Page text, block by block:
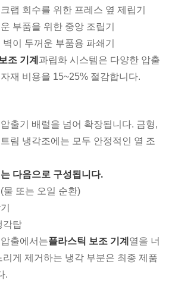
랩 회수를 위한 프레스 옆 제립기
부품을 위한 중앙 조립기
이 두꺼운 부품용 파쇄기
조 기계 과립화 시스템은 다양한 압출
재 비용을 15~25% 절감합니다.
출기 배럴을 넘어 확장됩니다. 금형,
림 냉각조에는 모두 안정적인 열 조
다음으로 구성됩니다.
물 또는 오일 순환)
각탑
출에서는플라스틱 보조 기계 열을 너
게 제거하는 냉각 부분은 최종 제품
.